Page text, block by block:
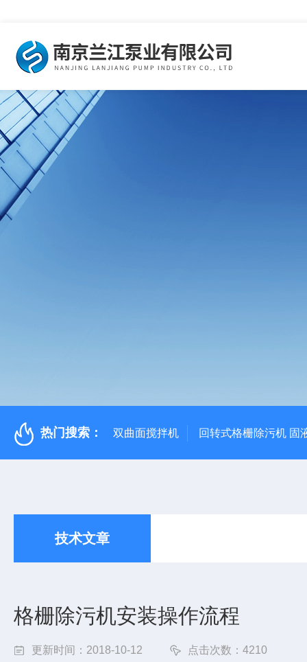
热门搜索： 双曲面搅拌机 回转式格栅除污机 固
技术文章
格栅除污机安装操作流程
更新时间：2018-10-12 点击次数：4210